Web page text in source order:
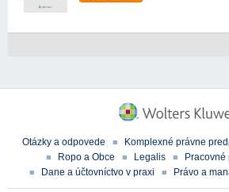
Otázky a odpovede Komplexné právne
Ropo a Obce
Legalis Pracovné
Dane a účtovníctvo v praxi
Právo a